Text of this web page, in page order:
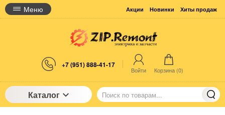
Меню Акции Новинки Хиты продаж
+7 (951) 888-41-17
Войти Корзина (0)
Каталог